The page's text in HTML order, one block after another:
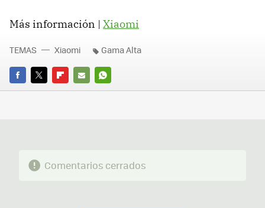
Más información | Xiaomi
FACEBOOK
TWITTERFLIPBOARD
E-
WHATSAPP
TEMAS Xiaomi Gama Alta
Comentarios cerrados